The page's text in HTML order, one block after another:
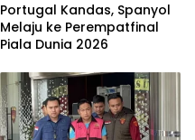
Portugal Kandas, Spanyol
Melaju ke Perempatfinal
Piala Dunia 2026